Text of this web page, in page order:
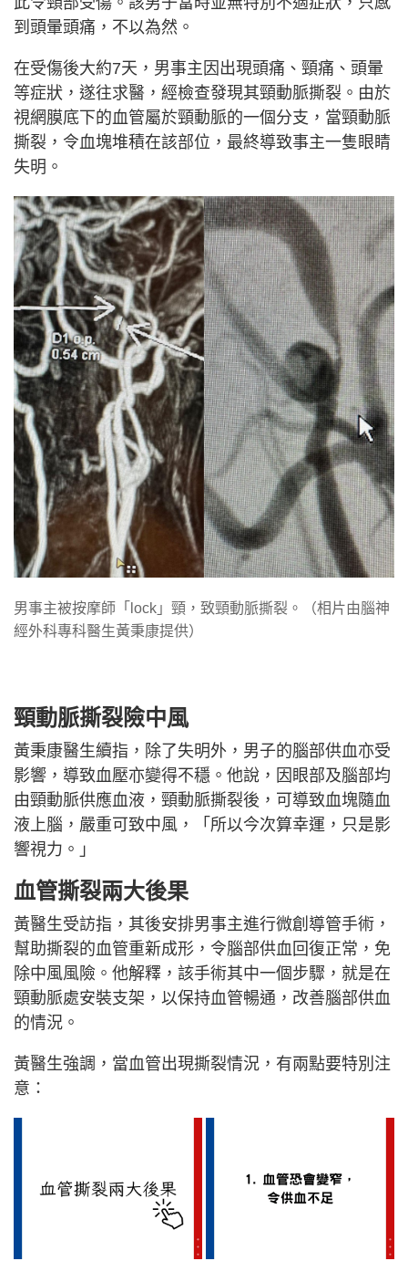
到頭暈頭痛，不以為然。
在受傷後大約7天，男事主因出現頭痛、頸痛、頭暈
等症狀，遂往求醫，經檢查發現其頸動脈撕裂。由於
視網膜底下的血管屬於頸動脈的一個分支，當頸動脈
撕裂，令血塊堆積在該部位，最終導致事主一隻眼睛
失明。
男事主被按摩師「lock」頸，致頸動脈撕裂。（相片由腦神
經外科專科醫生黃秉康提供）
頸動脈撕裂險中風
黃秉康醫生續指，除了失明外，男子的腦部供血亦受
影響，導致血壓亦變得不穩。他說，因眼部及腦部均
由頸動脈供應血液，頸動脈撕裂後，可導致血塊隨血
液上腦，嚴重可致中風，「所以今次算幸運，只是影
響視力。」
血管撕裂兩大後果
黃醫生受訪指，其後安排男事主進行微創導管手術，
幫助撕裂的血管重新成形，令腦部供血回復正常，免
除中風風險。他解釋，該手術其中一個步驟，就是在
頸動脈處安裝支架，以保持血管暢通，改善腦部供血
的情況。
黃醫生強調，當血管出現撕裂情況，有兩點要特別注
意：